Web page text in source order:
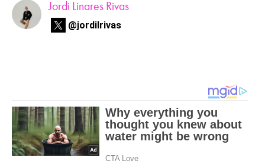
Jordi Linares Rivas
@jordilrivas